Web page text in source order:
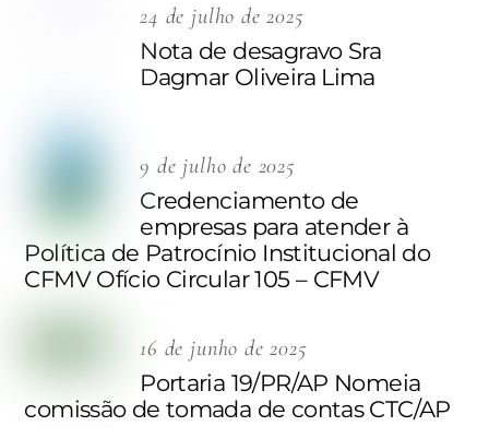
24 de julho de 2025
Nota de desagravo Sra
Dagmar Oliveira Lima
9 de julho de 2025
Credenciamento de
empresas para atender à
Política de Patrocínio Institucional do
CFMV Ofício Circular 105 – CFMV
16 de junho de 2025
Portaria 19/PR/AP Nomeia
comissão de tomada de contas CTC/AP